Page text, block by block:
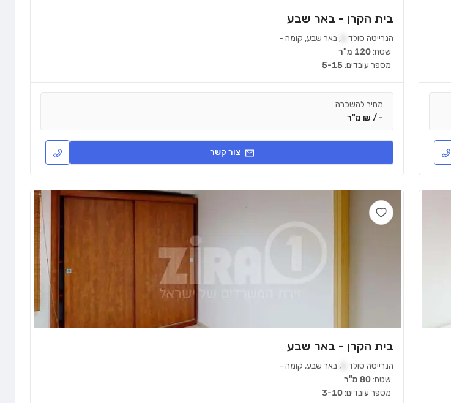
בית הקרן - באר שבע
הנרייטה סולד , באר שבע, קומה -
שטח:120 מ"ר
מספר עובדים:5-15
מחיר להשכרה
- / ₪ מ"ר
צור קשר
בית הקרן - באר שבע
הנרייטה סולד , באר שבע, קומה -
שטח:80 מ"ר
מספר עובדים:3-10